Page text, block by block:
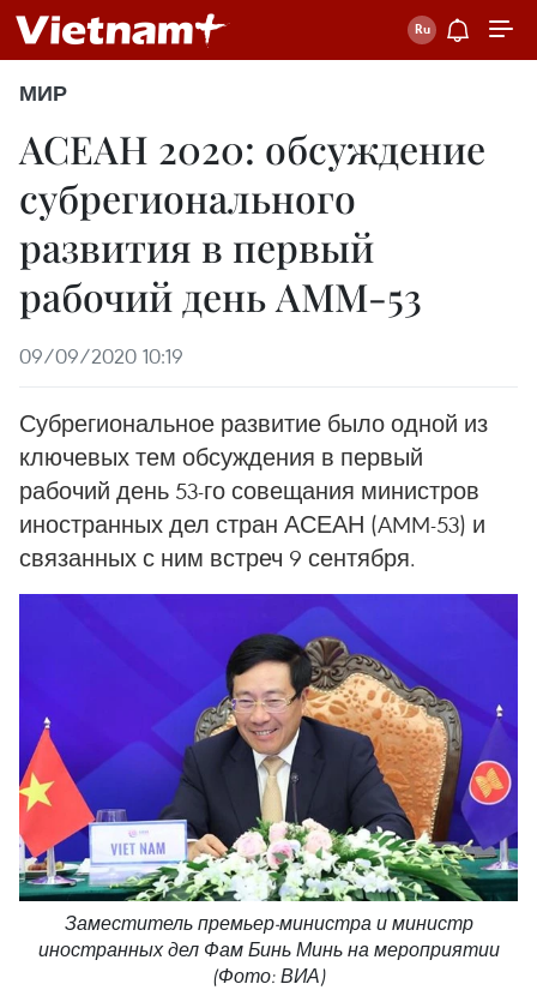
МИР
АСЕАН 2020: обсуждение
субрегионального
развития в первый
рабочий день АММ-53
09/09/2020 10:19
Субрегиональное развитие было одной из
ключевых тем обсуждения в первый
рабочий день 53-го совещания министров
иностранных дел стран АСЕАН (AMM-53) и
связанных с ним встреч 9 сентября.
Заместитель премьер-министра и министр
иностранных дел Фам Бинь Минь на мероприятии
(Фото: ВИА)